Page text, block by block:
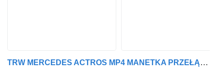
TRW MERCEDES ACTROS MP4 MANETKA PRZEŁĄCZNIK BIEGÓW ORI A009 545 23 24 conmutador en la columna de dirección para cabeza tractora